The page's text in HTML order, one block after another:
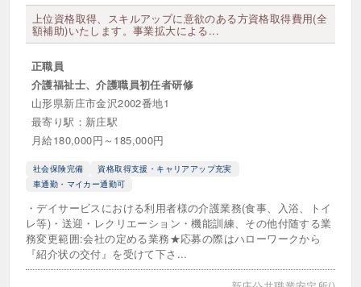
放課後等デイサービス 施設入所支援
生活介護事業所
自立訓練（機能訓練・生活訓練）
重度障害者等包括支援
障害者ショートステイ
障害者訪問介護
医療・その他サービス
上位資格取得、スキルアップに意欲のある方資格取得費用(全
額補助)いたします。事業拡大による...
正職員
介護福祉士、介護職員初任者研修
山形県新庄市金沢2002番地1
最寄り駅：新庄駅
月給180,000円～185,000円
社会保険完備
資格取得支援・キャリアアップ充実
車通勤・マイカー通勤可
・デイサービスにおける利用者様の介護業務(食事、入浴、トイ
レ等)・送迎・レクリエーション・機能訓練、その他付随する業
務変更範囲:会社の定める業務★応募の際はハローワークから
『紹介状の交付』を受けて下さ...